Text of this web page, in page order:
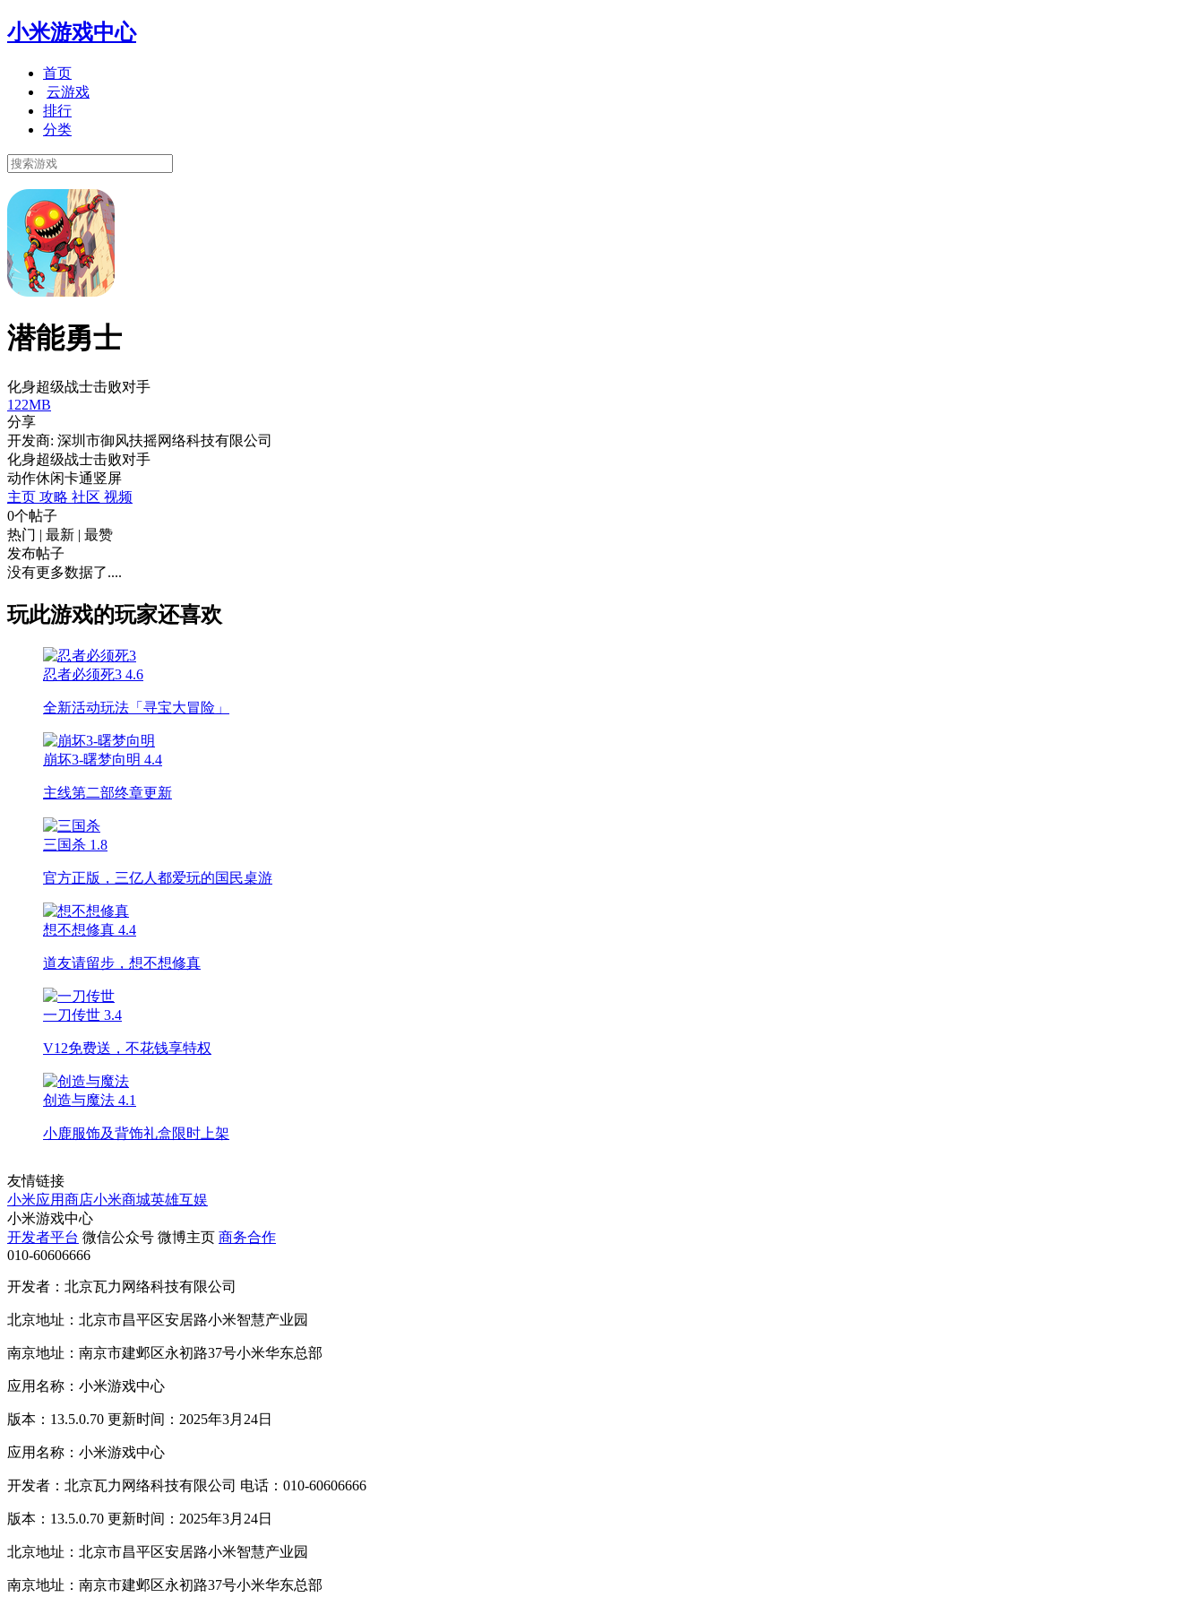
小米游戏中心
首页
云游戏
排行
分类
潜能勇士
化身超级战士击败对手
122MB
分享
开发商: 深圳市御风扶摇网络科技有限公司
化身超级战士击败对手
动作休闲卡通竖屏
主页 攻略 社区 视频
0个帖子
热门 | 最新 | 最赞
发布帖子
没有更多数据了....
玩此游戏的玩家还喜欢
忍者必须死3 4.6
全新活动玩法「寻宝大冒险」
崩坏3-曙梦向明 4.4
主线第二部终章更新
三国杀 1.8
官方正版，三亿人都爱玩的国民桌游
想不想修真 4.4
道友请留步，想不想修真
一刀传世 3.4
V12免费送，不花钱享特权
创造与魔法 4.1
小鹿服饰及背饰礼盒限时上架
友情链接
小米应用商店小米商城英雄互娱
小米游戏中心
开发者平台 微信公众号 微博主页 商务合作
010-60606666
开发者：北京瓦力网络科技有限公司
北京地址：北京市昌平区安居路小米智慧产业园
南京地址：南京市建邺区永初路37号小米华东总部
应用名称：小米游戏中心
版本：13.5.0.70 更新时间：2025年3月24日
应用名称：小米游戏中心
开发者：北京瓦力网络科技有限公司 电话：010-60606666
版本：13.5.0.70 更新时间：2025年3月24日
北京地址：北京市昌平区安居路小米智慧产业园
南京地址：南京市建邺区永初路37号小米华东总部